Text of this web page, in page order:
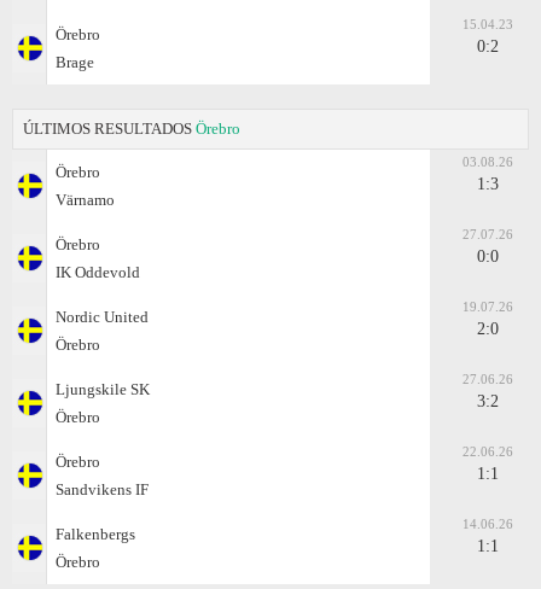
Örebro
Brage
15.04.23
0:2
ÚLTIMOS RESULTADOS Örebro
Örebro
Värnamo
03.08.26
1:3
Örebro
IK Oddevold
27.07.26
0:0
Nordic United
Örebro
19.07.26
2:0
Ljungskile SK
Örebro
27.06.26
3:2
Örebro
Sandvikens IF
22.06.26
1:1
Falkenbergs
Örebro
14.06.26
1:1